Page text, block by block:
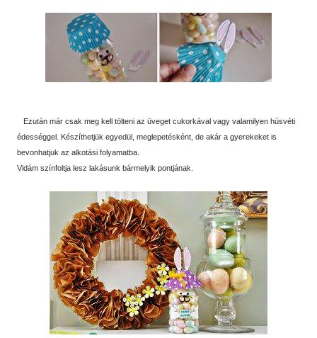
Ezután már csak meg kell tölteni az üveget cukorkával vagy valamilyen húsvéti
édességgel. Készíthetjük egyedül, meglepetésként, de akár a gyerekeket is
bevonhatjuk az alkotási folyamatba.
Vidám színfoltja lesz lakásunk bármelyik pontjának.